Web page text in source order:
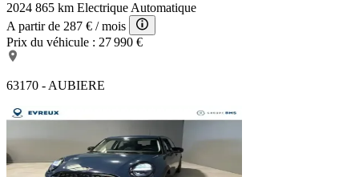
2024 865 km Electrique Automatique
A partir de 287 € / mois
Prix du véhicule : 27 990 €
63170 - AUBIERE